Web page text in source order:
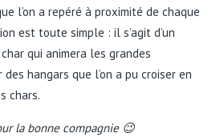
l’on a repéré à proximité de chaque
est toute simple : il s’agit d’un
qui animera les grandes
hangars que l’on a pu croiser en
chars.
la bonne compagnie 😉